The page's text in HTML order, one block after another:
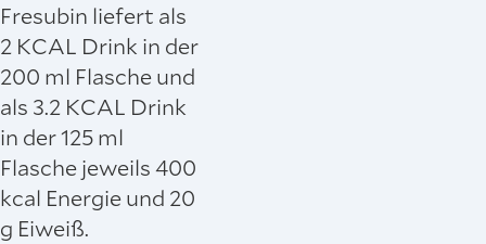
Fresubin liefert als
2 KCAL Drink in der
200 ml Flasche und
als 3.2 KCAL Drink
in der 125 ml
Flasche jeweils 400
kcal Energie und 20
g Eiweiß.